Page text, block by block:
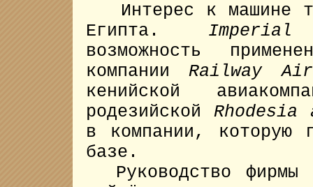
Интерес к машине
Египта.
возможность
компанииRailway
кенийской
родезийской Rhodesia
в компании, которую
базе.
Руководство фирмы